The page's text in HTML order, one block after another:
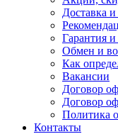
Доставка и
Гарантия
Обмен и
Как
Вакансии
Договор
Договор
Политика
Контакты